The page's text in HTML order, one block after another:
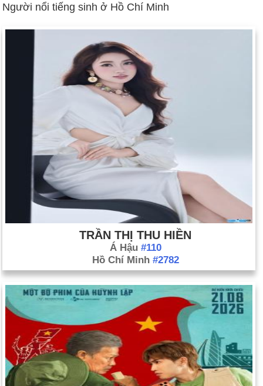
Người nổi tiếng sinh ở Hồ Chí Minh
TRẦN THỊ THU HIỀN
Á Hậu #110
Hồ Chí Minh #2782